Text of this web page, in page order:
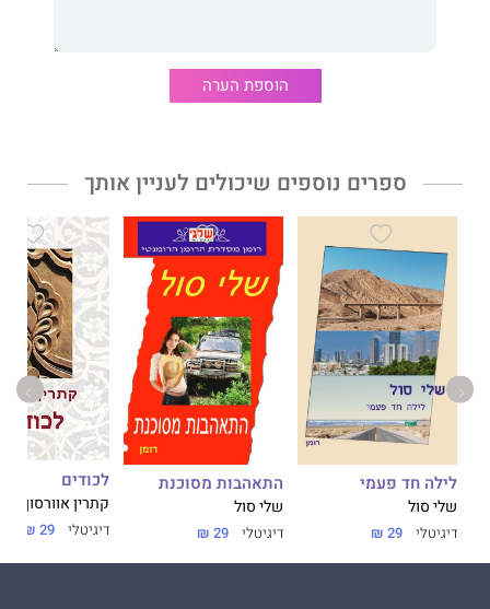
הוספת הערה
ספרים נוספים שיכולים לעניין אותך
לילה חד פעמי
שלי סול
דיגיטלי 29 ₪
התאהבות מסוכנת
שלי סול
דיגיטלי 29 ₪
לכודים
קתרין אוורסון
דיגיטלי 29 ₪